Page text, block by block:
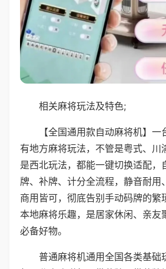
相关麻将玩法及特色;
【全国通用款自动麻将机】
有地方麻将玩法，不管是粤式、川
是西北玩法，都能一键切换适配，
牌、补牌、计分全流程，静音耐用
商用皆可，彻底告别手动码牌的繁
本地麻将乐趣，是居家休闲、亲友
必备好物。
普通麻将机通用全国各类基础